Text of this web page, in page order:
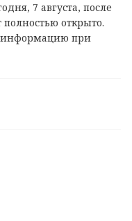
7 августа, после
полностью открыто.
информацию при